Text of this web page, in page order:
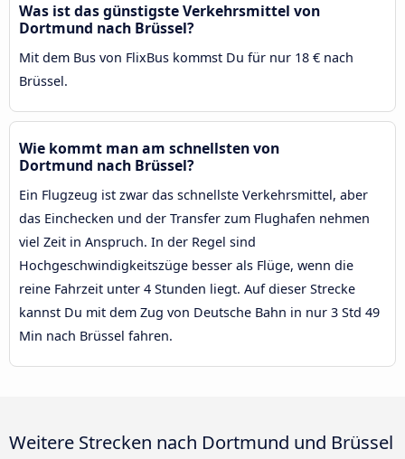
Was ist das günstigste Verkehrsmittel von
Dortmund nach Brüssel?
Mit dem Bus von FlixBus kommst Du für nur 18 € nach
Brüssel.
Wie kommt man am schnellsten von
Dortmund nach Brüssel?
Ein Flugzeug ist zwar das schnellste Verkehrsmittel, aber
das Einchecken und der Transfer zum Flughafen nehmen
viel Zeit in Anspruch. In der Regel sind
Hochgeschwindigkeitszüge besser als Flüge, wenn die
reine Fahrzeit unter 4 Stunden liegt. Auf dieser Strecke
kannst Du mit dem Zug von Deutsche Bahn in nur 3 Std 49
Min nach Brüssel fahren.
Weitere Strecken nach Dortmund und Brüssel